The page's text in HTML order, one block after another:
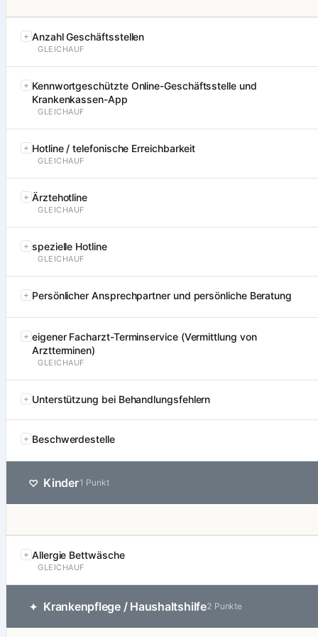
Anzahl Geschäftsstellen
GLEICHAUF
Kennwortgeschützte Online-Geschäftsstelle und
Krankenkassen-App
GLEICHAUF
Hotline / telefonische Erreichbarkeit
GLEICHAUF
Ärztehotline
GLEICHAUF
spezielle Hotline
GLEICHAUF
Persönlicher Ansprechpartner und persönliche Beratung
eigener Facharzt-Terminservice (Vermittlung von
Arztterminen)
GLEICHAUF
Unterstützung bei Behandlungsfehlern
Beschwerdestelle
♡ Kinder1 Punkt
Allergie Bettwäsche
GLEICHAUF
✦ Krankenpflege / Haushaltshilfe2 Punkte